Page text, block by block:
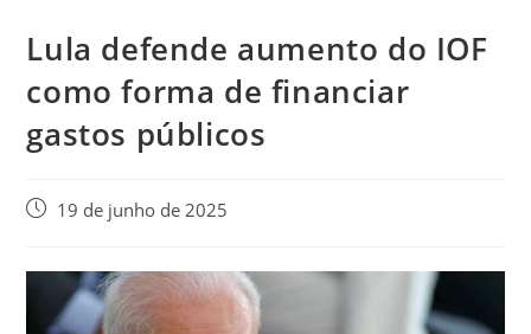
Lula defende aumento do IOF
como forma de financiar
gastos públicos
19 de junho de 2025